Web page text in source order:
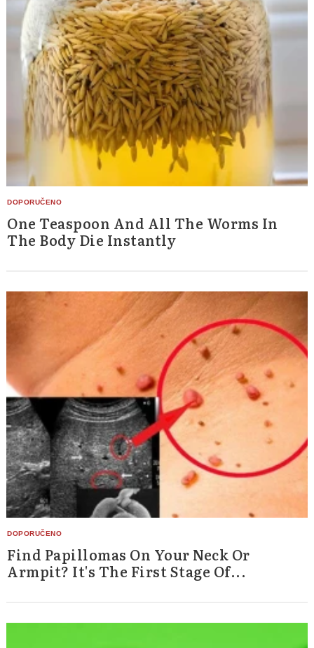
One Teaspoon And All The Worms In
The Body Die Instantly
Find Papillomas On Your Neck Or
Armpit? It's The First Stage Of...